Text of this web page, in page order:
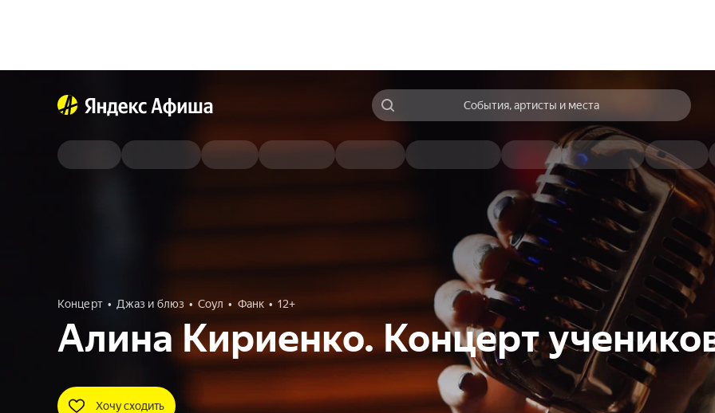
События, артисты и места
Концерт Джаз и блюз Соул Фанк 12+
Алина Кириенко. Концерт
Хочу сходить